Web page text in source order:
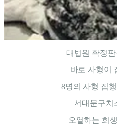
대법원 확정
바로 사형이
8명의 사형 집
서대문구치
오열하는 희